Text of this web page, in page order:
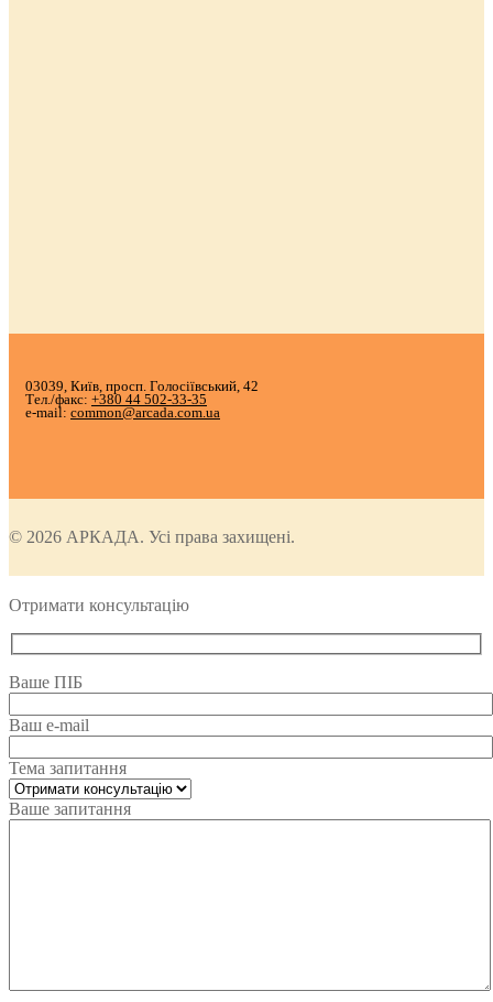
03039, Київ, просп. Голосіївський, 42
Тел./факс: +380 44 502-33-35
e-mail: common@arcada.com.ua
© 2026 АРКАДА. Усі права захищені.
Отримати консультацію
Ваше ПІБ
Ваш e-mail
Тема запитання
Ваше запитання